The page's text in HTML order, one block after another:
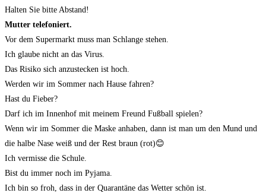
Halten Sie bitte Abstand!
Mutter telefoniert.
Vor dem Supermarkt muss man Schlange stehen.
Ich glaube nicht an das Virus.
Das Risiko sich anzustecken ist hoch.
Werden wir im Sommer nach Hause fahren?
Hast du Fieber?
Darf ich im Innenhof mit meinem Freund Fußball spielen?
Wenn wir im Sommer die Maske anhaben, dann ist man um den Mund und
die halbe Nase weiß und der Rest braun (rot)😊
Ich vermisse die Schule.
Bist du immer noch im Pyjama.
Ich bin so froh, dass in der Quarantäne das Wetter schön ist.